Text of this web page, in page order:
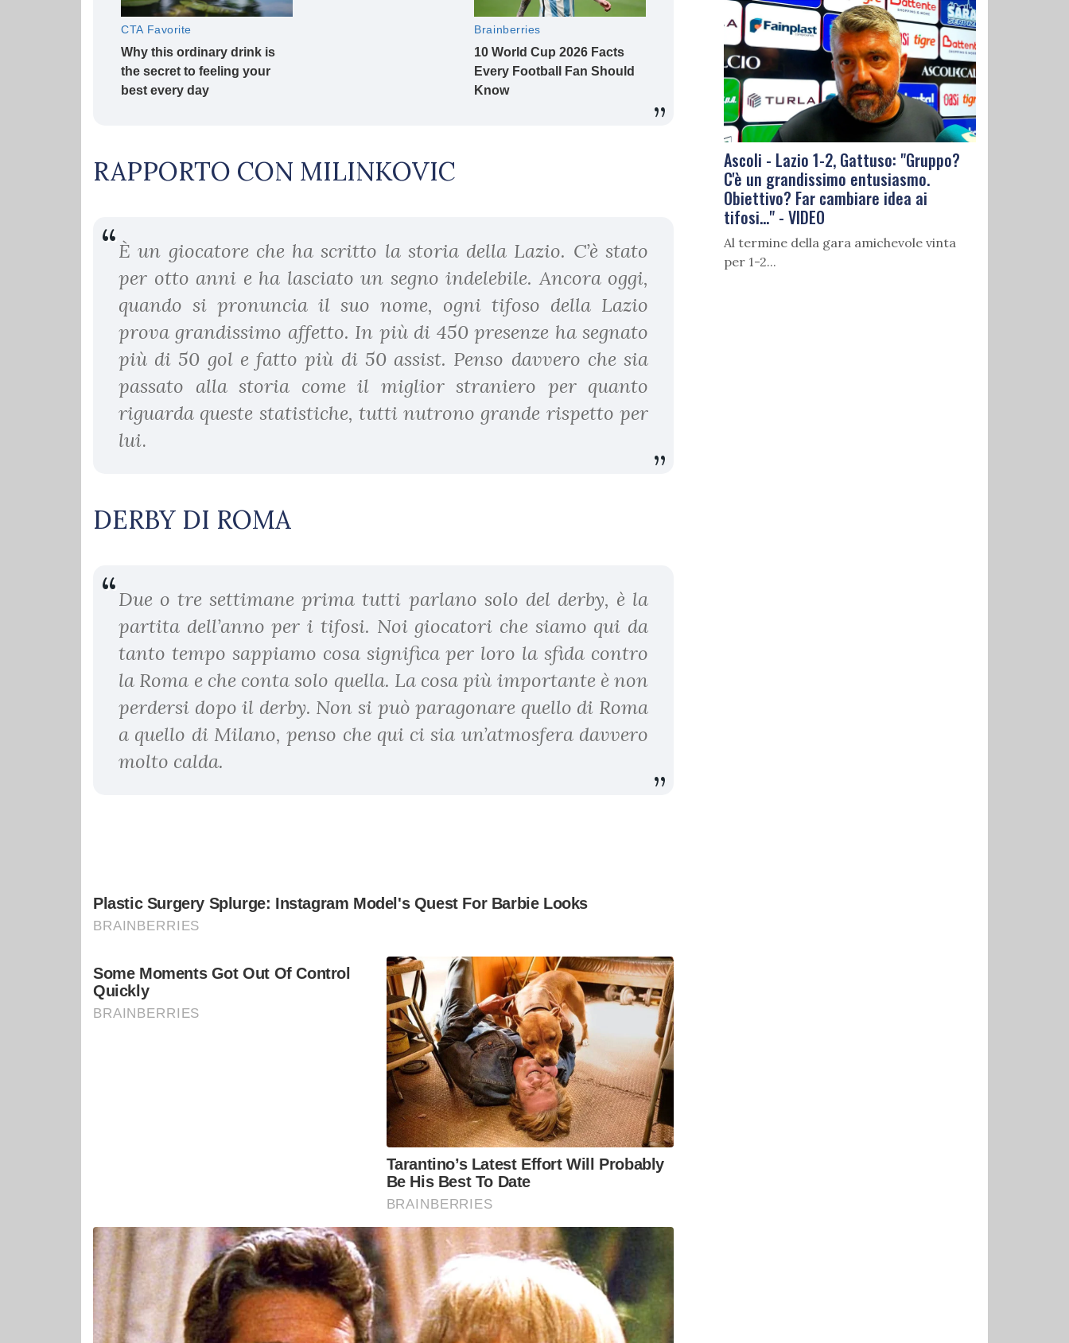
RAPPORTO CON MILINKOVIC
È un giocatore che ha scritto la storia della Lazio. C’è stato
per otto anni e ha lasciato un segno indelebile. Ancora oggi,
quando si pronuncia il suo nome, ogni tifoso della Lazio
prova grandissimo affetto. In più di 450 presenze ha segnato
più di 50 gol e fatto più di 50 assist. Penso davvero che sia
passato alla storia come il miglior straniero per quanto
riguarda queste statistiche, tutti nutrono grande rispetto per
lui.
DERBY DI ROMA
Due o tre settimane prima tutti parlano solo del derby, è la
partita dell’anno per i tifosi. Noi giocatori che siamo qui da
tanto tempo sappiamo cosa significa per loro la sfida contro
la Roma e che conta solo quella. La cosa più importante è non
perdersi dopo il derby. Non si può paragonare quello di Roma
a quello di Milano, penso che qui ci sia un’atmosfera davvero
molto calda.
Ascoli - Lazio 1-2, Gattuso: "Gruppo?
C'è un grandissimo entusiasmo.
Obiettivo? Far cambiare idea ai
tifosi..." - VIDEO
Al termine della gara amichevole vinta
per 1-2...